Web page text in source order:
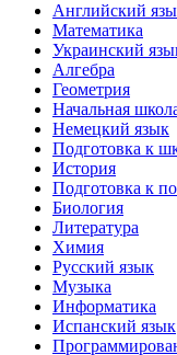
Английский
Математика
Украинский
Алгебра
Геометрия
Начальная
Немецкий язык
Подготовка к
История
Подготовка к
Биология
Литература
Химия
Русский язык
Музыка
Информатика
Испанский язык